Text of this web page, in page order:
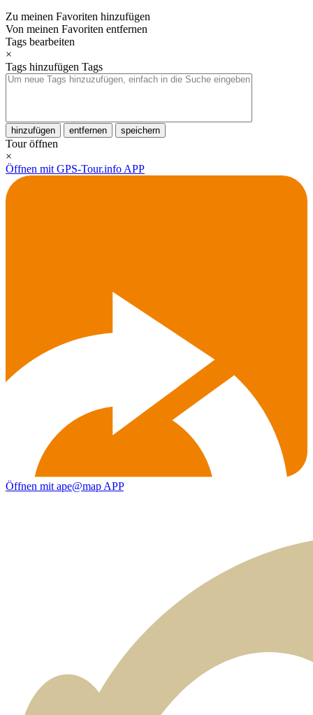
Zu meinen Favoriten hinzufügen
Von meinen Favoriten entfernen
Tags bearbeiten
×
Tags hinzufügen Tags
hinzufügen entfernen speichern
Tour öffnen
×
Öffnen mit GPS-Tour.info APP
Öffnen mit ape@map APP